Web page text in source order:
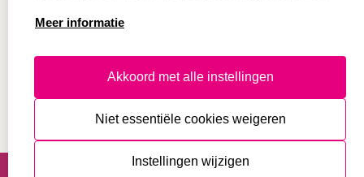
Instructie voor
Aanleverspecificaties
Safety Sheets
algemene voorwaarden
disclaimer
Meer informatie
Akkoord met alle instellingen
Niet essentiële cookies weigeren
Instellingen wijzigen